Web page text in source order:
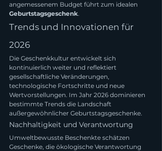
angemessenem Budget führt zum idealen
Geburtstagsgeschenk.
Trends und Innovationen für
2026
Die Geschenkkultur entwickelt sich
kontinuierlich weiter und reflektiert
gesellschaftliche Veränderungen,
technologische Fortschritte und neue
Wertvorstellungen. Im Jahr 2026 dominieren
bestimmte Trends die Landschaft
außergewöhnlicher Geburtstagsgeschenke.
Nachhaltigkeit und Verantwortung
Umweltbewusste Beschenkte schätzen
Geschenke, die ökologische Verantwortung